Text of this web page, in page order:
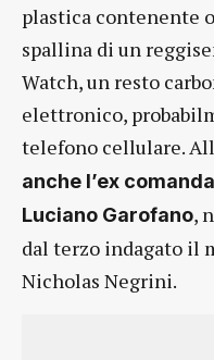
plastica contenente
spallina di un
Watch, un resto
elettronico,
telefono cellulare.
anche l’ex
Luciano Garofano,
dal terzo indagato il
Nicholas Negrini.